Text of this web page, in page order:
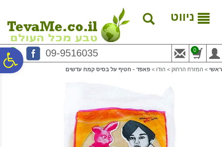
נגישות
המרכזי
ניווט
09-9516035 0
ראשי > המזרח הרחוק > הודו > פאפד - חטיף על בסיס קמח עדשים